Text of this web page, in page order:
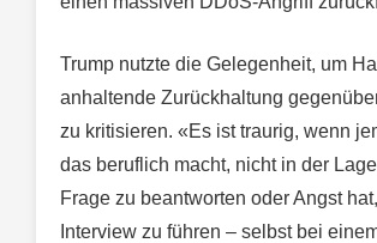
Trump nutzte die Gelegenheit, um
anhaltende Zurückhaltung
zu kritisieren. «Es ist traurig, wenn
das beruflich macht, nicht in der
Frage zu beantworten oder Angst
Interview zu führen – selbst bei